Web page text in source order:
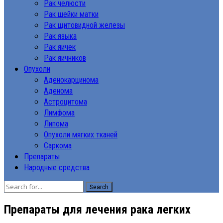
Рак челюсти
Рак шейки матки
Рак щитовидной железы
Рак языка
Рак яичек
Рак яичников
Опухоли
Аденокарцинома
Аденома
Астроцитома
Лимфома
Липома
Опухоли мягких тканей
Саркома
Препараты
Народные средства
Search
Препараты для лечения рака легких